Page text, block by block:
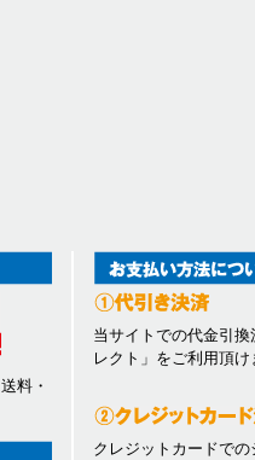
料・
当サイトでの代金引
レクト」をご利用頂け
クレジットカードで